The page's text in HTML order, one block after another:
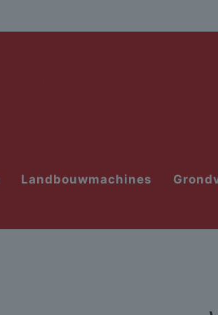
Landbouwmachines